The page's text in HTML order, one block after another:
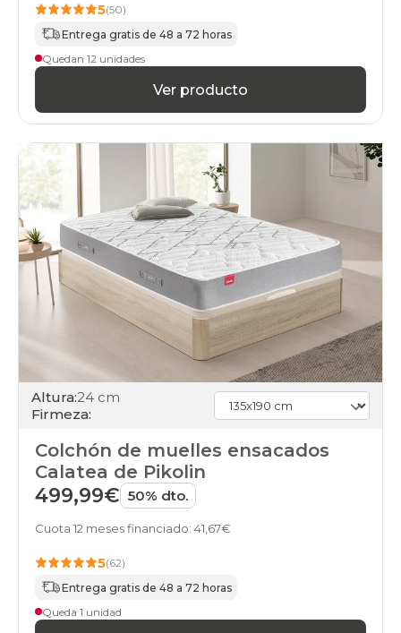
5(50)
Entrega gratis de 48 a 72 horas
Quedan 12 unidades
Ver producto
Altura:24 cm
Firmeza:
Colchón de muelles ensacados
Calatea de Pikolin
499,99€ 50% dto.
Cuota 12 meses financiado: 41,67€
5(62)
Entrega gratis de 48 a 72 horas
Queda 1 unidad